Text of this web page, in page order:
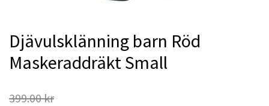
Djävulsklänning barn Röd
Maskeraddräkt Small
399.00 kr